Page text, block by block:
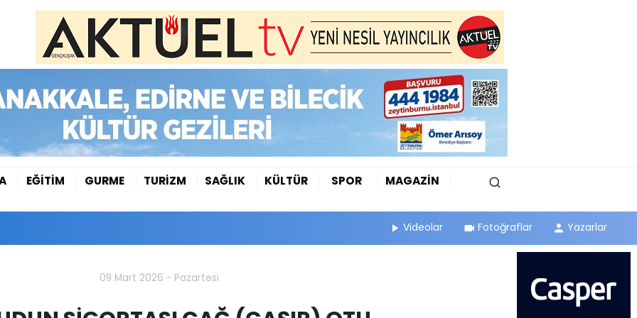
EĞİTİM GURME TURİZM SAĞLIK KÜLTÜR SPOR
MAGAZİN
Videolar Fotoğraflar Yazarlar
09 Mart 2026 - Pazartesi